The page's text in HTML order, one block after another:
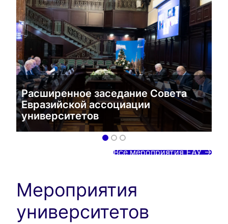
Расширенное заседание Совета
Евразийской ассоциации
университетов
Все мероприятия ЕАУ ->
Мероприятия
университетов